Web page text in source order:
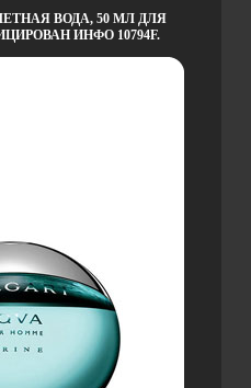
ВОДА, 50 МЛ ДЛЯ
ИНФО 10794F.